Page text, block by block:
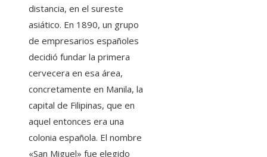
distancia, en el sureste
asiático. En 1890, un grupo
de empresarios españoles
decidió fundar la primera
cervecera en esa área,
concretamente en Manila, la
capital de Filipinas, que en
aquel entonces era una
colonia española. El nombre
«San Miguel» fue elegido